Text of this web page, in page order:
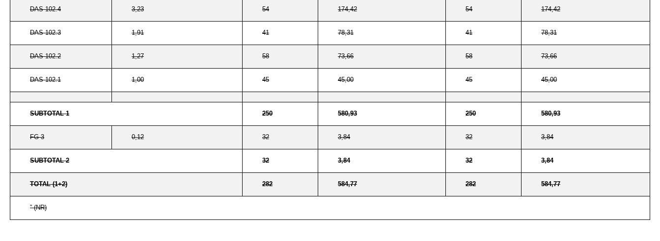
DAS 102.4 3,23 54 174,42 54 174,42
DAS 102.3 1,91 41 78,31 41 78,31
DAS 102.2 1,27 58 73,66 58 73,66
DAS 102.1 1,00 45 45,00 45 45,00
SUBTOTAL 1 250 580,93 250 580,93
FG-3 0,12 32 3,84 32 3,84
SUBTOTAL 2 32 3,84 32 3,84
TOTAL (1+2) 282 584,77 282 584,77
” (NR)